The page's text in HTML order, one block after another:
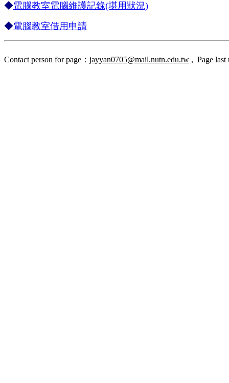
◆電腦教室電腦維護記錄(堪用狀況)
◆電腦教室借用申請
Contact person for page： jayyan0705@mail.nutn.edu.tw , Page